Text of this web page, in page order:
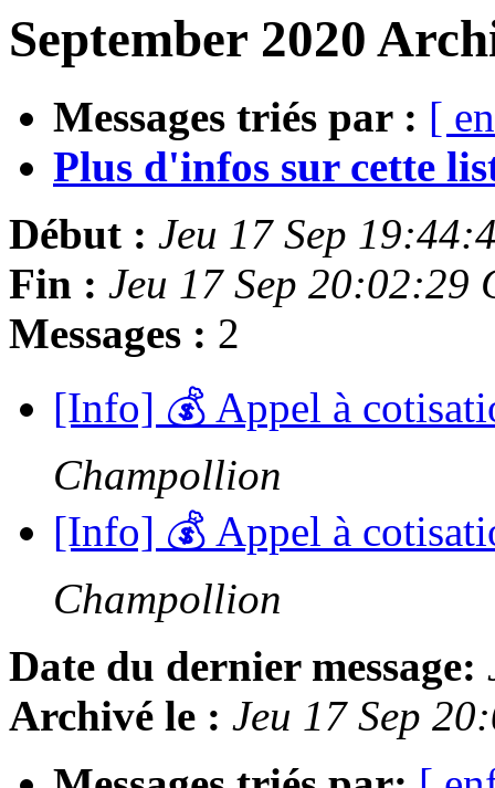
September 2020
Messages triés par : [
Plus d'infos sur cette
Début : Jeu 17 Sep
Fin : Jeu 17 Sep 20:02:29
Messages : 2
[Info] 💰 Appel à
Champollion
[Info] 💰 Appel à
Champollion
Date du dernier message:
Archivé le : Jeu 17 Sep